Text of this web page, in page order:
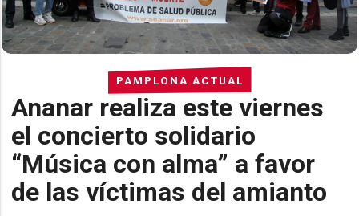
PAMPLONA ACTUAL
Ananar realiza este viernes
el concierto solidario
“Música con alma” a favor
de las víctimas del amianto